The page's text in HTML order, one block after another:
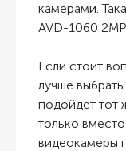
камерами.
AVD-1060
Если стоит
лучше
подойдет тот
только
видеокамеры